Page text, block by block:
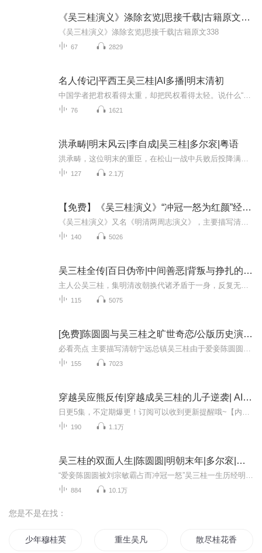
《吴三桂演义》涤除玄览|思接千载|古籍原文338
《吴三桂演义》涤除玄览|思接千载|古籍原文338
67 2829
名人传记|平西王吴三桂|AI多播|明末清初
76 1621
洪承畴|明末风云|李自成|吴三桂|多尔衮|粤语
127 2.1万
【免费】《吴三桂演义》“冲冠一怒为红颜”经典公版书
140 5026
吴三桂全传|百日伪帝|中间善恶|背叛与挣扎的一生
115 5075
[免费]陈圆圆与吴三桂之旷世奇恋/公版历史演义小说
155 7023
穿越吴应熊反传|穿越成吴三桂的儿子逆袭| AI电子书
190 1.1万
吴三桂的双面人生|陈圆圆|明朝末年|多尔衮|清朝史
884 10.1万
您是不是在找：
少年穆桂英 重生吴凡 散尽桂花香